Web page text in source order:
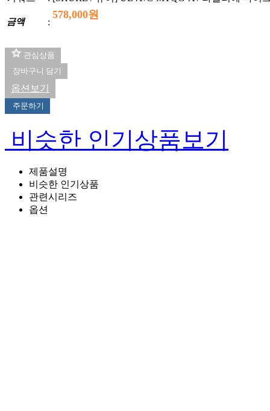
금액 :
578,000원
관심상품
장바구니 담기
옵션보기
주문하기
비슷한 인기상품보기
제품설명
비슷한 인기상품
관련시리즈
옵션